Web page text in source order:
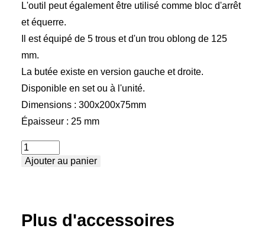
L'outil peut également être utilisé comme bloc d'arrêt
et équerre.
Il est équipé de 5 trous et d'un trou oblong de 125
mm.
La butée existe en version gauche et droite.
Disponible en set ou à l'unité.
Dimensions : 300x200x75mm
Épaisseur : 25 mm
quantité
de
équerre
Ajouter au panier
Plus d'accessoires